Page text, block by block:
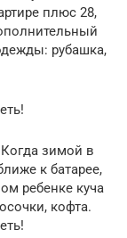
плюс 28,
рубашка,
зимой в
к батарее,
ребенке куча
кофта.